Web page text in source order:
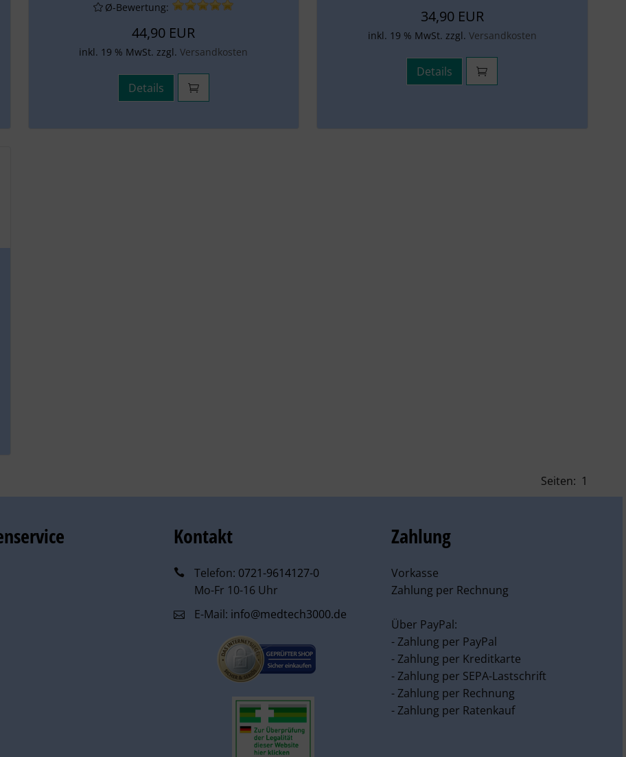
Ø-Bewertung:
44,90 EUR
inkl. 19 % MwSt. zzgl.Versandkosten
Details
34,90 EUR
inkl. 19 % MwSt. zzgl. Versandkosten
Details
Seiten: 1
Kontakt
Telefon: 0721-9614127-0
Mo-Fr 10-16 Uhr
E-Mail: info@medtech3000.de
Zahlung
Vorkasse
Zahlung per Rechnung
Über PayPal:
- Zahlung per PayPal
- Zahlung per Kreditkarte
- Zahlung per SEPA-Lastschrift
- Zahlung per Rechnung
- Zahlung per Ratenkauf